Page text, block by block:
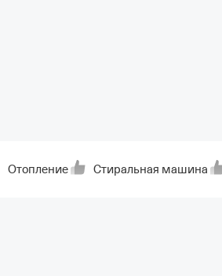
Отопление Стиральная машина